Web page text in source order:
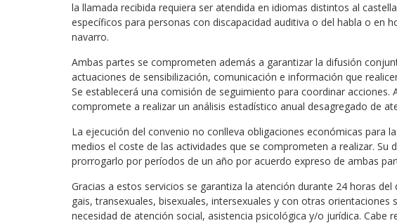
la llamada recibida requiera ser atendida en idiomas distintos al
específicos para personas con discapacidad auditiva o del habla o en
navarro.
Ambas partes se comprometen además a garantizar la difusión
actuaciones de sensibilización, comunicación e información que
Se establecerá una comisión de seguimiento para coordinar acciones.
compromete a realizar un análisis estadístico anual desagregado de
La ejecución del convenio no conlleva obligaciones económicas para
medios el coste de las actividades que se comprometen a realizar. Su
prorrogarlo por períodos de un año por acuerdo expreso de ambas
Gracias a estos servicios se garantiza la atención durante 24 horas
gais, transexuales, bisexuales, intersexuales y con otras orientaciones
necesidad de atención social, asistencia psicológica y/o jurídica. Cabe